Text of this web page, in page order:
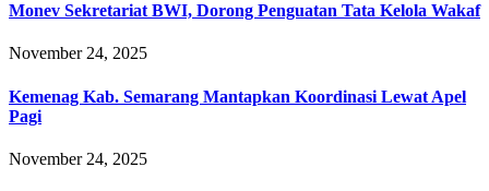
Monev Sekretariat BWI, Dorong Penguatan Tata Kelola Wakaf
November 24, 2025
Kemenag Kab. Semarang Mantapkan Koordinasi Lewat Apel
Pagi
November 24, 2025